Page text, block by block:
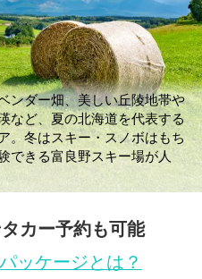
ンダー畑、美しい丘陵地帯や
など、夏の北海道を代表する
。冬はスキー・スノボはもち
できる富良野スキー場が人
カー予約も可能
ッケージとは？